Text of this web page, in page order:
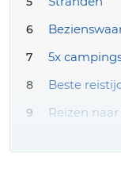
5x
Beste
Reizen